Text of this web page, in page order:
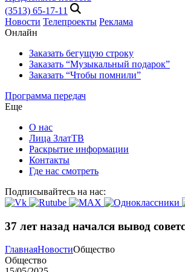
(3513) 65-17-11
Новости Телепроекты Реклама
Онлайн
Заказать бегущую строку
Заказать “Музыкальный подарок”
Заказать “Чтобы помнили”
Программа передач
Еще
О нас
Лица ЗлатТВ
Раскрытие информации
Контакты
Где нас смотреть
Подписывайтесь на нас:
37 лет назад начался вывод
ГлавнаяНовостиОбщество
Общество